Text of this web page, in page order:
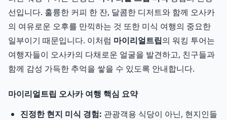
선입니다. 훌륭한 커피 한 잔, 달콤한 디저트와 함께 오사카
의 여유로운 오후를 만끽하는 것 또한 미식 여행의 중요한
일부이기 때문입니다. 이처럼 마이리얼트립의 워킹 투어는
여행자들이 오사카의 다채로운 얼굴을 발견하고, 친구들과
함께 감성 가득한 추억을 쌓을 수 있도록 안내합니다.
마이리얼트립 오사카 여행 핵심 요약
진정한 현지 미식 경험: 관광객용 식당이 아닌, 현지인들